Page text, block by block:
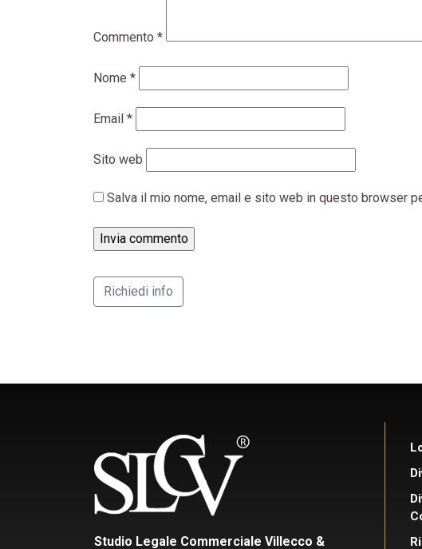
Commento *
Nome *
Email *
Sito web
Salva il mio nome, email e sito web in questo browser
Richiedi info
Studio Legale Commerciale Villecco &